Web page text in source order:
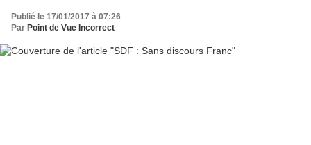
Publié le 17/01/2017 à 07:26
Par Point de Vue Incorrect